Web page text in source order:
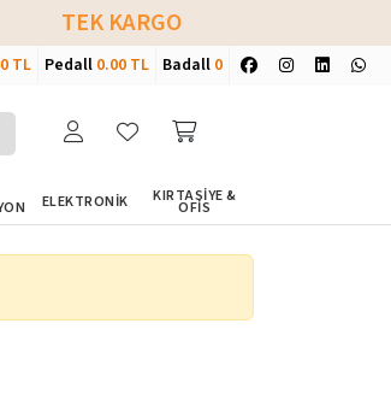
TEK KARGO
TL Pedall 0.00 TL Badall 0
ELEKTRONİK KIRTASİYE &
OFİS